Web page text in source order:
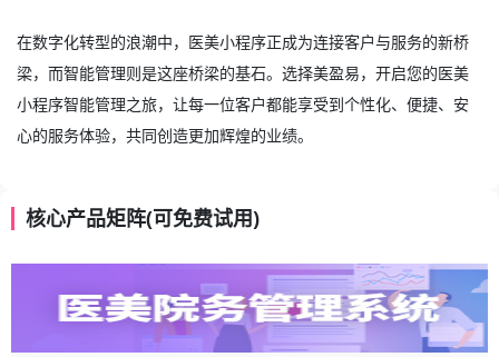
在数字化转型的浪潮中，医美小程序正成为连接客户与服务的新桥
梁，而智能管理则是这座桥梁的基石。选择美盈易，开启您的医美
小程序智能管理之旅，让每一位客户都能享受到个性化、便捷、安
心的服务体验，共同创造更加辉煌的业绩。
核心产品矩阵(可免费试用)